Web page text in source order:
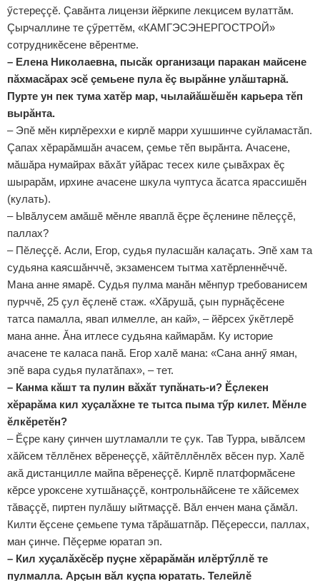
ӳстереççӗ. Çавăнта лицензи йӗркипе лекцисем вулаттăм.
Çырчаллине те çӳреттӗм, «КАМГЭСЭНЕРГОСТРОЙ»
сотрудникӗсене вӗрентме.
– Елена Николаевна, пысăк организаци паракан майсене
пăхмасăрах эсӗ çемьене пула ӗç вырăнне улăштарнă.
Пурте ун пек тума хатӗр мар, чылайăшӗшӗн карьера тӗп
вырăнта.
– Эпӗ мӗн кирлӗреххи е кирлӗ марри хушшинче суйламастăп.
Çапах хӗрарăмшăн ачасем, çемье тӗп вырăнта. Ачасене,
мăшăра нумайрах вăхăт уйăрас тесех киле çывăхрах ӗç
шырарăм, ирхине ачасене шкула чуптуса ăсатса ярассишӗн
(кулать).
– Ывăлусем амăшӗ мӗнле яваплă ӗçре ӗçленине пӗлеççӗ,
паллах?
– Пӗлеççӗ. Асли, Егор, судья пуласшăн калаçать. Эпӗ хам та
судьяна каясшăнччӗ, экзаменсем тытма хатӗрленнӗччӗ.
Мана анне ямарӗ. Судья пулма манăн мӗнпур требованисем
пурччӗ, 25 çул ӗçленӗ стаж. «Хăрушă, çын пурнăçӗсене
татса памалла, явап илмелле, ан кай», – йӗрсех ӳкӗтлерӗ
мана анне. Ăна итлесе судьяна каймарăм. Ку историе
ачасене те каласа панă. Егор халӗ мана: «Сана аннӳ яман,
эпӗ вара судья пулатăпах», – тет.
– Канма кăшт та пулин вăхăт тупăнать-и? Ӗçлекен
хӗрарăма кил хуçалăхне те тытса пыма тӳр килет. Мӗнле
ӗлкӗретӗн?
– Ӗçре кану çинчен шутламалли те çук. Тав Турра, ывăлсем
хăйсем тӗллӗнех вӗренеççӗ, хăйтӗллӗнлӗх вӗсен пур. Халӗ
акă дистанцилле майпа вӗренеççӗ. Кирлӗ платформăсене
кӗрсе уроксене хутшăнаççӗ, контрольнăйсене те хăйсемех
тăваççӗ, пиртен пулăшу ыйтмаççӗ. Вăл енчен мана çăмăл.
Килти ӗçсене çемьепе тума тăрăшатпăр. Пӗçересси, паллах,
ман çинче. Пӗçерме юратап эп.
– Кил хуçалăхӗсӗр пуçне хӗрарăмăн илӗртӳллӗ те
пулмалла. Арçын вăл куçпа юратать. Телейлӗ